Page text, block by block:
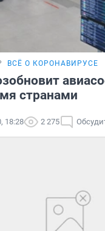
ВСЁ О КОРОНАВИРУСЕ
странами
18:28 2 275